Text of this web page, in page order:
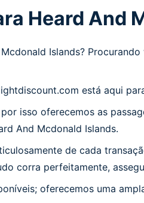
Heard And
Islands?
está aqui
isso oferecemos as
And Mcdonald Islands.
de cada
corra perfeitamente,
oferecemos uma